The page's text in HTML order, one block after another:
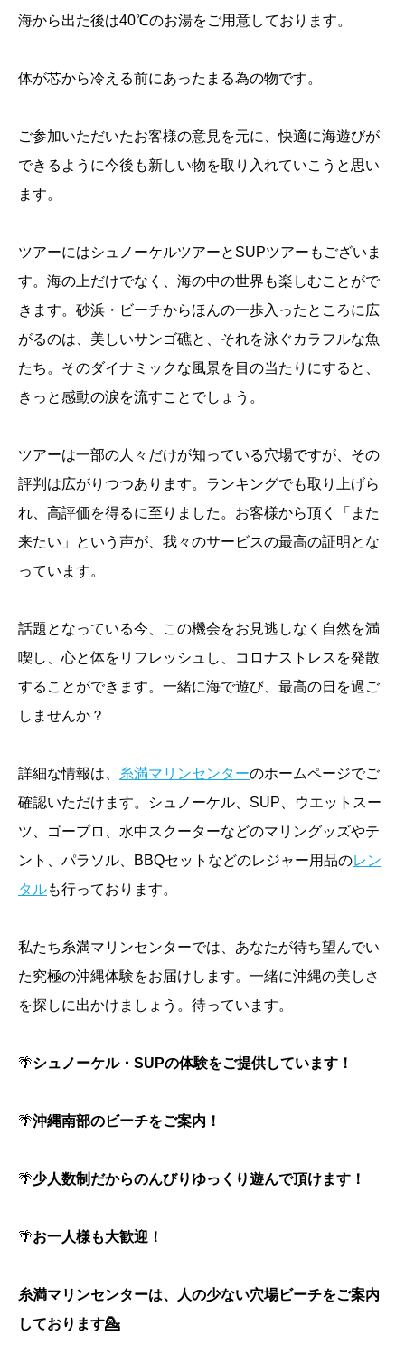
海から出た後は40℃のお湯をご用意しております。
体が芯から冷える前にあったまる為の物です。
ご参加いただいたお客様の意見を元に、快適に海遊びが
できるように今後も新しい物を取り入れていこうと思い
ます。
ツアーにはシュノーケルツアーとSUPツアーもございま
す。海の上だけでなく、海の中の世界も楽しむことがで
きます。砂浜・ビーチからほんの一歩入ったところに広
がるのは、美しいサンゴ礁と、それを泳ぐカラフルな魚
たち。そのダイナミックな風景を目の当たりにすると、
きっと感動の涙を流すことでしょう。
ツアーは一部の人々だけが知っている穴場ですが、その
評判は広がりつつあります。ランキングでも取り上げら
れ、高評価を得るに至りました。お客様から頂く「また
来たい」という声が、我々のサービスの最高の証明とな
っています。
話題となっている今、この機会をお見逃しなく自然を満
喫し、心と体をリフレッシュし、コロナストレスを発散
することができます。一緒に海で遊び、最高の日を過ご
しませんか？
詳細な情報は、 糸満マリンセンターのホームページでご
確認いただけます。シュノーケル、SUP、ウエットスー
ツ、ゴープロ、水中スクーターなどのマリングッズやテ
ント、パラソル、BBQセットなどのレジャー用品のレン
タルも行っております。
私たち糸満マリンセンターでは、あなたが待ち望んでい
た究極の沖縄体験をお届けします。一緒に沖縄の美しさ
を探しに出かけましょう。待っています。
🌴シュノーケル・SUPの体験をご提供しています！
🌴沖縄南部のビーチをご案内！
🌴少人数制だからのんびりゆっくり遊んで頂けます！
🌴お一人様も大歓迎！
糸満マリンセンターは、人の少ない穴場ビーチをご案内
しております💁